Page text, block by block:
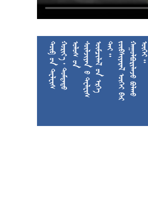

































































  






































 